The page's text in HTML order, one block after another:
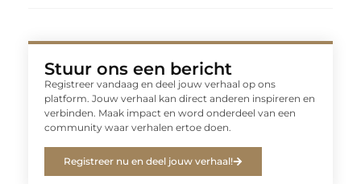
Stuur ons een bericht
Registreer vandaag en deel jouw verhaal op ons
platform. Jouw verhaal kan direct anderen inspireren en
verbinden. Maak impact en word onderdeel van een
community waar verhalen ertoe doen.
Registreer nu en deel jouw verhaal!